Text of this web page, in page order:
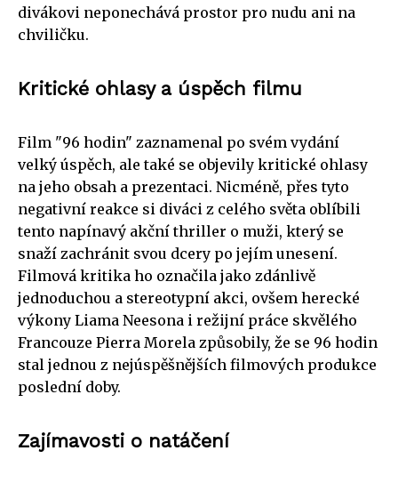
divákovi neponechává prostor pro nudu ani na
chviličku.
Kritické ohlasy a úspěch filmu
Film "96 hodin" zaznamenal po svém vydání
velký úspěch, ale také se objevily kritické ohlasy
na jeho obsah a prezentaci. Nicméně, přes tyto
negativní reakce si diváci z celého světa oblíbili
tento napínavý akční thriller o muži, který se
snaží zachránit svou dcery po jejím unesení.
Filmová kritika ho označila jako zdánlivě
jednoduchou a stereotypní akci, ovšem herecké
výkony Liama Neesona i režijní práce skvělého
Francouze Pierra Morela způsobily, že se 96 hodin
stal jednou z nejúspěšnějších filmových produkce
poslední doby.
Zajímavosti o natáčení